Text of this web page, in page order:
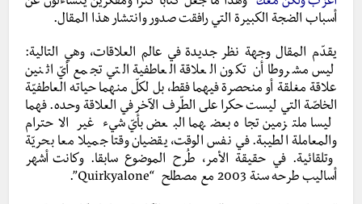
أسباب الضجة الكبيرة التي رافقت صدور وانتشار هذا المقال.
يقدّم المقال وجهة نظر جديدة في عالم العلاقات، وهي التالية:
ليس مشروطا أن تكون العلاقة العاطفية التي تجمع أيّ اثنين
علاقة مغلقة أو منحصرة فيهما فقط، بل لكلّ منهما حياته العاطفيّة
الخاصّة التي ليست حكرا على الطّرف الآخر في العلاقة وحده. فهما
ليسا ملتزمين تجاه بعضهما البعض بأيّ شيء غير الاحترام
والمعاملة الطيبة. في نفس الوقت، يقضيان وقتا جميلا معا بحريّة
وتلقائية. في حقيقة الأمر، طُرح الموضوع سابقا. وكانت أشهر
أساليب طرحه سنة 2003 مع مصطلح “Quirkyalone”.